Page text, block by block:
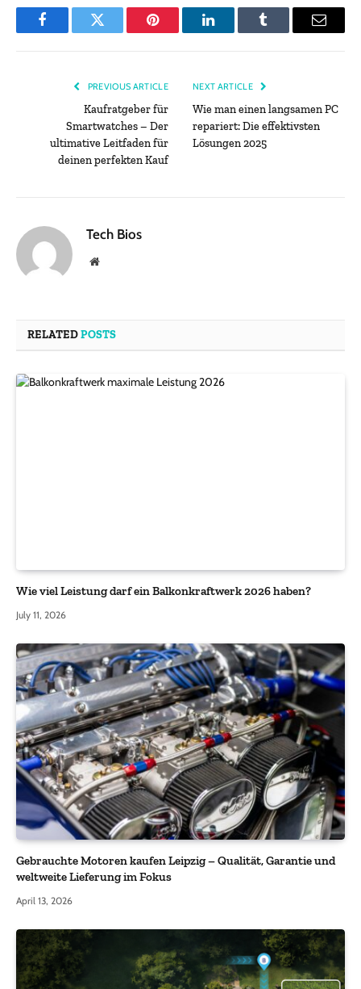
FacebookTwitter Pinterest LinkedInTumblr Email
PREVIOUS ARTICLE
Kaufratgeber für
Smartwatches – Der
ultimative Leitfaden für
deinen perfekten Kauf
NEXT ARTICLE
Wie man einen langsamen PC
repariert: Die effektivsten
Lösungen 2025
Tech Bios
Website
RELATEDPOSTS
Wie viel Leistung darf ein Balkonkraftwerk 2026 haben?
July 11, 2026
Gebrauchte Motoren kaufen Leipzig – Qualität, Garantie und
weltweite Lieferung im Fokus
April 13, 2026